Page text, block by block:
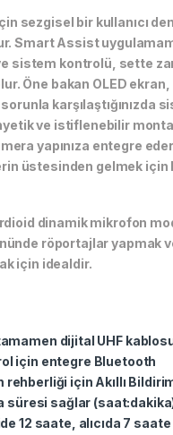
sezgisel bir kullanıcı
Smart Assist
sistem kontrolü, sette
Öne bakan OLED
karşılaştığınızda
ve istiflenebilir
yapınıza entegre
üstesinden gelmek için
dinamik mikrofon
röportajlar yapmak
için idealdir.
dijital UHF
için entegre Bluetooth
için Akıllı
süresi sağlar
12 saate, alıcıda 7